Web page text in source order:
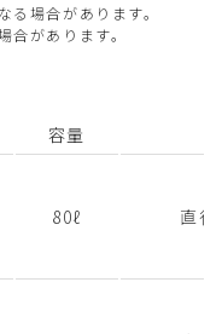
場合があります。
合があります。
容量
80ℓ 直